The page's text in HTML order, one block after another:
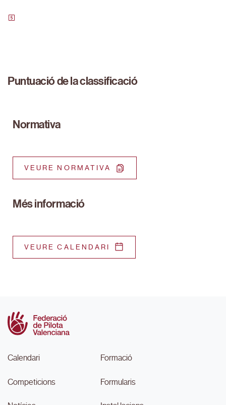
Puntuació de la classificació
Normativa
VEURE NORMATIVA
Més informació
VEURE CALENDARI
Calendari
Competicions
Formació
Formularis